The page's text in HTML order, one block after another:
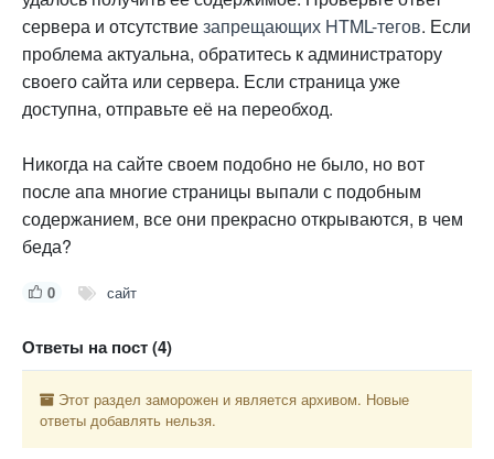
сервера и отсутствиезапрещающих HTML-тегов. Если
проблема актуальна, обратитесь к администратору
своего сайта или сервера. Если страница уже
доступна, отправьте её на переобход.
Никогда на сайте своем подобно не было, но вот
после апа многие страницы выпали с подобным
содержанием, все они прекрасно открываются, в чем
беда?
0 сайт
Ответы на пост (4)
Этот раздел заморожен и является архивом. Новые
ответы добавлять нельзя.